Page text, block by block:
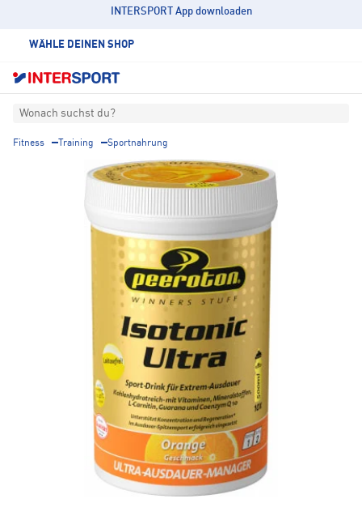
INTERSPORT App downloaden
WÄHLE DEINEN SHOP
Wonach suchst du?
Fitness Training Sportnahrung